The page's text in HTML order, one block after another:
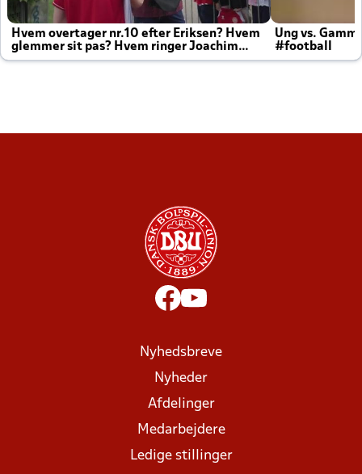
Hvem overtager nr.10 efter Eriksen? Hvem
glemmer sit pas? Hvem ringer Joachim
altid til efter kampe?
Ung vs.
#football
Nyhedsbreve
Nyheder
Afdelinger
Medarbejdere
Ledige stillinger